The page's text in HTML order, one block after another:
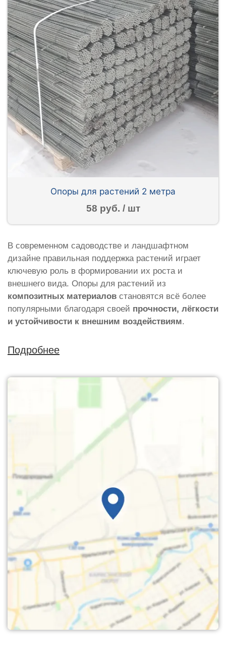
Опоры для растений 2 метра
58 руб. / шт
В современном садоводстве и ландшафтном
дизайне правильная поддержка растений играет
ключевую роль в формировании их роста и
внешнего вида. Опоры для растений из
композитных материалов становятся всё более
популярными благодаря своей прочности, лёгкости
и устойчивости к внешним воздействиям.
Подробнее